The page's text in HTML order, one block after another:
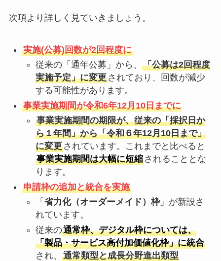
次項より詳しく見ていきましょう。
実施(公募)回数が2回程度に
従来の「通年公募」から、 「公募は2回程度
実施予定」に変更されており、回数が減少
する可能性があります。
事業実施期間が令和6年12月10日までに
事業実施期間の期限が、従来の「採択日か
ら１年間」から「令和６年12月10日まで」
に変更されています。これまでと比べると
事業実施期間は大幅に短縮されることとな
ります。
申請枠の追加と統合を実施
「 省力化（オーダーメイド）枠」が新設さ
れています。
従来の通常枠、デジタル枠については、
「製品・サービス高付加価値化枠」に統合
され、 通常類型と成長分野進出類型